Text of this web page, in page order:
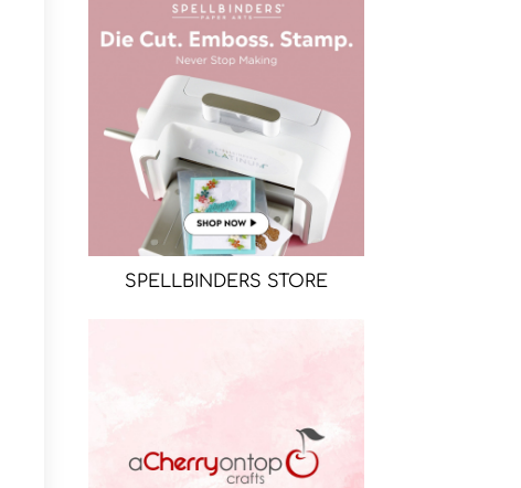
SPELLBINDERS STORE